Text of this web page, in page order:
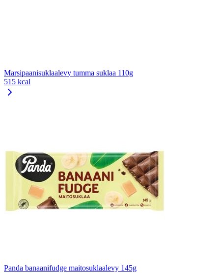
Marsipaanisuklaalevy tumma suklaa 110g
515 kcal
Panda banaanifudge maitosuklaalevy 145g